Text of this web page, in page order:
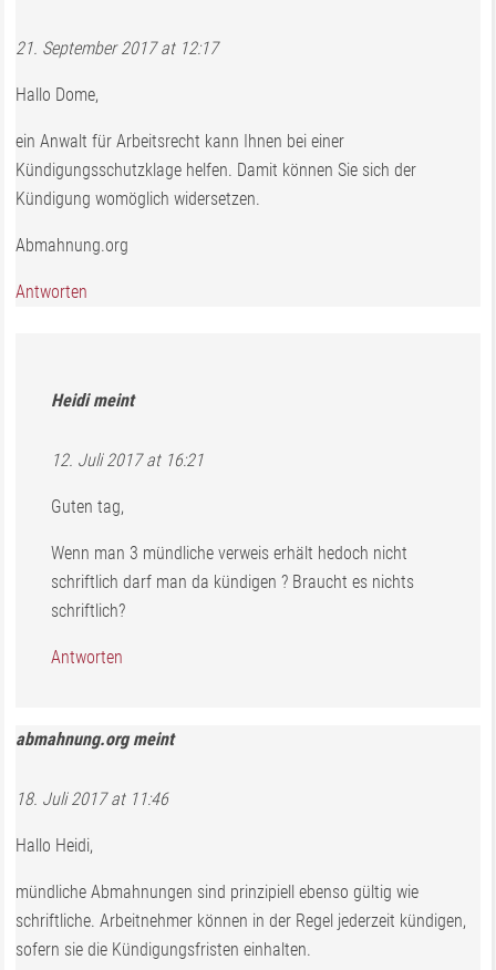
21. September 2017 at 12:17
Hallo Dome,
ein Anwalt für Arbeitsrecht kann Ihnen bei einer
Kündigungsschutzklage helfen. Damit können Sie sich der
Kündigung womöglich widersetzen.
Abmahnung.org
Antworten
Heidimeint
12. Juli 2017 at 16:21
Guten tag,
Wenn man 3 mündliche verweis erhält hedoch nicht
schriftlich darf man da kündigen ? Braucht es nichts
schriftlich?
Antworten
abmahnung.orgmeint
18. Juli 2017 at 11:46
Hallo Heidi,
mündliche Abmahnungen sind prinzipiell ebenso gültig wie
schriftliche. Arbeitnehmer können in der Regel jederzeit kündigen,
sofern sie die Kündigungsfristen einhalten.